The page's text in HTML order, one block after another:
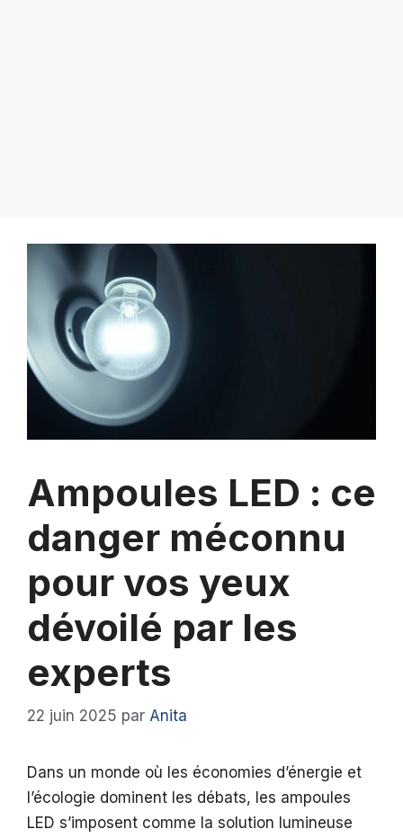
Ampoules LED : ce
danger méconnu
pour vos yeux
dévoilé par les
experts
22 juin 2025 par Anita
Dans un monde où les économies d’énergie et
l’écologie dominent les débats, les ampoules
LED s’imposent comme la solution lumineuse